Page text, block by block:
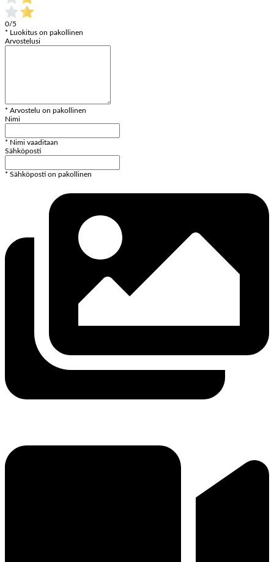
0/5
* Luokitus on pakollinen
Arvostelusi
* Arvostelu on pakollinen
Nimi
* Nimi vaaditaan
Sähköposti
* Sähköposti on pakollinen